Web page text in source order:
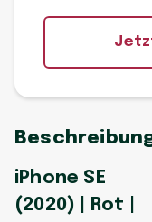
iPhone SE
(2020) | Rot |